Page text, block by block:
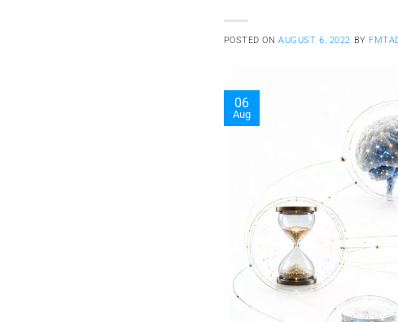
POSTED ONAUGUST 6, 2022 BY
06
Aug